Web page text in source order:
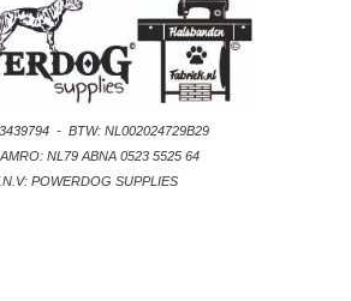
- BTW: NL002024729B29
NL79 ABNA 0523 5525 64
POWERDOG SUPPLIES